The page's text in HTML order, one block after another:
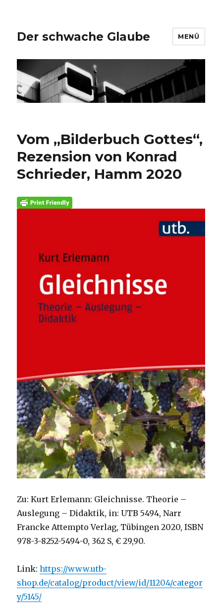
Der schwache Glaube MENÜ
Vom „Bilderbuch Gottes“,
Rezension von Konrad
Schrieder, Hamm 2020
Zu: Kurt Erlemann: Gleichnisse. Theorie –
Auslegung – Didaktik, in: UTB 5494, Narr
Francke Attempto Verlag, Tübingen 2020, ISBN
978-3-8252-5494-0, 362 S, € 29,90.
Link:https://www.utb-
shop.de/catalog/product/view/id/11204/categor
y/5145/